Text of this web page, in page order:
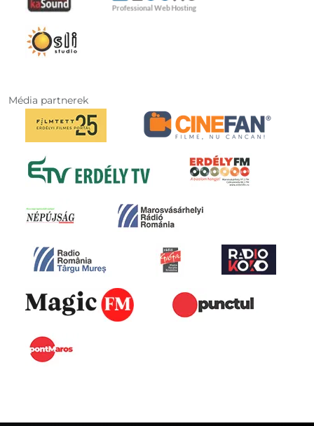
Média partnerek